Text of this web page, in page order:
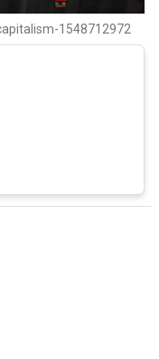
1548712972